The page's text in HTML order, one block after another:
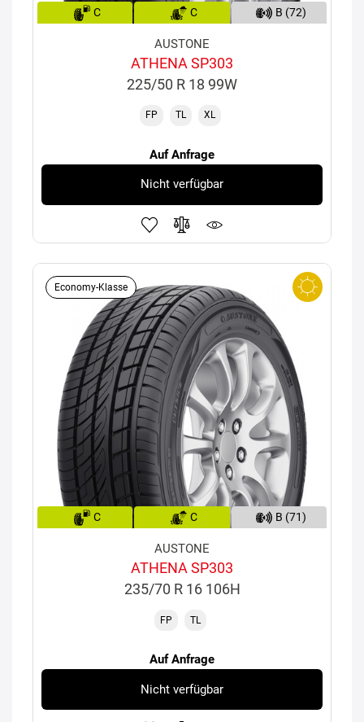
C C B (72)
AUSTONE
ATHENA SP303
225/50 R 18 99W
FP TL XL
Auf Anfrage
Nicht verfügbar
Economy-Klasse
C C B (71)
AUSTONE
ATHENA SP303
235/70 R 16 106H
FP TL
Auf Anfrage
Nicht verfügbar